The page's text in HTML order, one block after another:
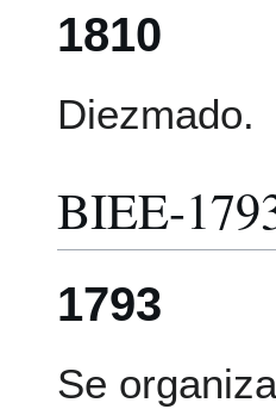
1810
Diezmado.
BIEE-
1793
Se